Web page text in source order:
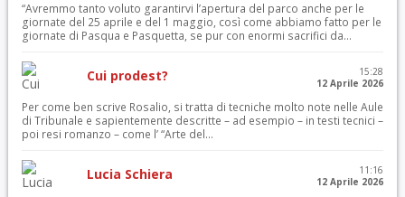
“Avremmo tanto voluto garantirvi l’apertura del parco anche per le
giornate del 25 aprile e del 1 maggio, così come abbiamo fatto per le
giornate di Pasqua e Pasquetta, se pur con enormi sacrifici da...
Cui prodest?
15:28
12 Aprile 2026
Per come ben scrive Rosalio, si tratta di tecniche molto note nelle Aule
di Tribunale e sapientemente descritte – ad esempio – in testi tecnici –
poi resi romanzo – come l’ “Arte del...
Lucia Schiera
11:16
12 Aprile 2026